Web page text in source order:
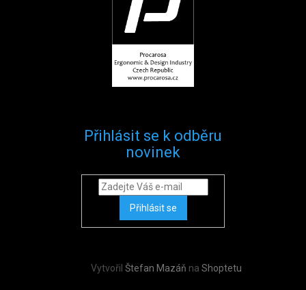
Přihlásit se k odběru
novinek
Přihlásit se
Vytvořil Štefan Mazáň na Shoptetu